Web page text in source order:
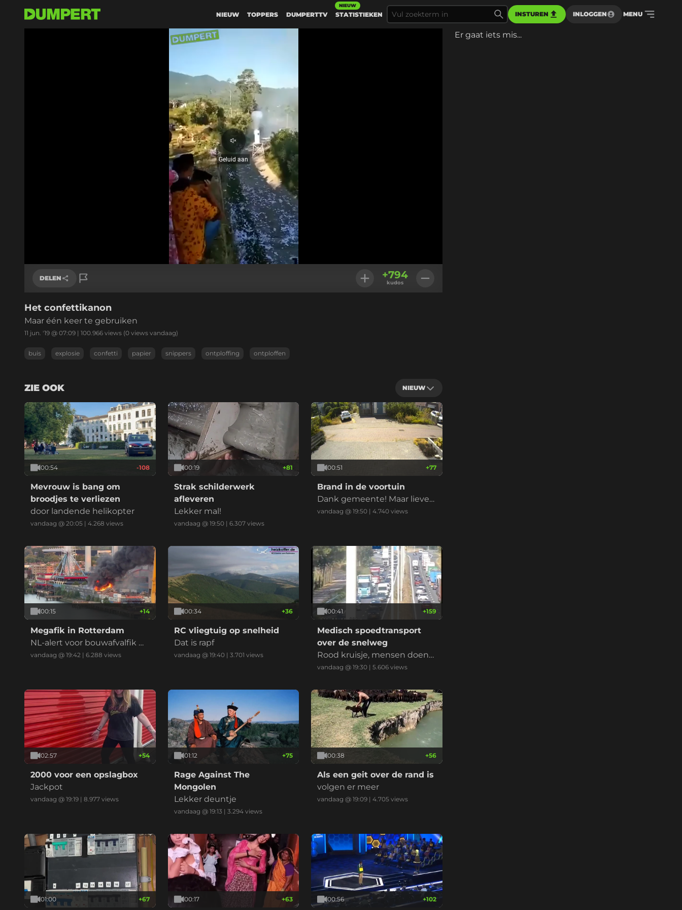
NIEUW TOPPERS DUMPERTTV STATISTIEKEN
NIEUW
INSTUREN INLOGGEN MENU
Er gaat iets mis...
Geluid
aan
Geluid aan
Geladen:
100.00%
DELEN
Link kopiëren
+794
kudos
Het confettikanon
Maar één keer te gebruiken
11 jun. '19 @ 07:09 | 100.966 views (0 views vandaag)
buis explosie confetti papier snippers ontploffing ontploffen
ZIE OOK NIEUW
00:54 -108
Mevrouw is bang om
broodjes te verliezen
door landende helikopter
vandaag @ 20:05 | 4.268 views
00:19 +81
Strak schilderwerk
afleveren
Lekker mal!
vandaag @ 19:50| 6.307views
00:51 +77
Brand in de voortuin
Dank gemeente! Maar liever
niet nu met de droogte
vandaag @ 19:50 |4.740 views
00:15 +14
Megafik in Rotterdam
NL-alert voor bouwafvalfik m
et zwarte reauk bij recycling
vandaag @ 19:42 | 6.288 views
00:34 +36
RC vliegtuig op snelheid
Dat is rapf
vandaag @ 19:40| 3.701 views
00:41 +159
Medisch spoedtransport
over de snelweg
Rood kruisje, mensen doen
normaal, ambu erlangs, klaar
vandaag @ 19:30 |5.606 views
02:57 +54
2000 voor een opslagbox
Jackpot
vandaag @ 19:19 | 8.977 views
01:12 +75
Rage Against The
Mongolen
Lekker deuntje
vandaag @ 19:13 | 3.294views
00:38 +56
Als een geit over de rand is
volgen er meer
vandaag @ 19:09 |4.705 views
01:00 +67 00:17 +63 00:56 +102